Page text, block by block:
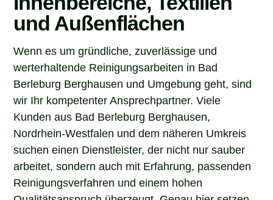
und Außenflächen
Wenn es um gründliche, zuverlässige und
werterhaltende Reinigungsarbeiten in Bad
Berleburg Berghausen und Umgebung geht, sind
wir Ihr kompetenter Ansprechpartner. Viele
Kunden aus Bad Berleburg Berghausen,
Nordrhein-Westfalen und dem näheren Umkreis
suchen einen Dienstleister, der nicht nur sauber
arbeitet, sondern auch mit Erfahrung, passenden
Reinigungsverfahren und einem hohen
Qualitätsanspruch überzeugt. Genau hier setzen